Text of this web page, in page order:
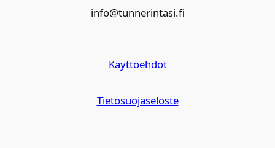
info@tunnerintasi.fi
Käyttöehdot
Tietosuojaseloste